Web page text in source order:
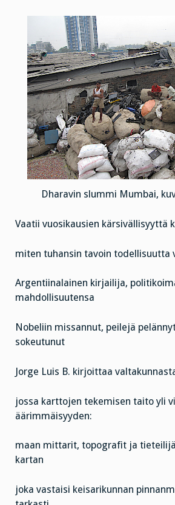
Dharavin slummi Mumbai,
Vaatii vuosikausien kärsivällisyyttä
miten tuhansin tavoin todellisuutta
Argentiinalainen kirjailija,
mahdollisuutensa
Nobeliin missannut, peilejä
sokeutunut
Jorge Luis B. kirjoittaa
jossa karttojen tekemisen taito yli
äärimmäisyyden:
maan mittarit, topografit ja
kartan
joka vastaisi keisarikunnan